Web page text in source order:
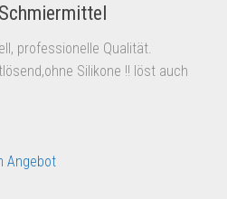
professionelle Qualität.
Silikone !! löst auch
Angebot